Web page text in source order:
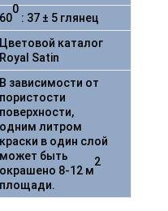
60
0
: 37 ± 5 глянец
Цветовой каталог
Royal Satin
В зависимости от
пористости
поверхности,
одним литром
краски в один слой
может быть
окрашено 8-12 м
2
площади.